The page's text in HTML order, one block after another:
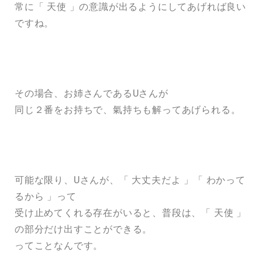
常に「 天使 」の意識が出るようにしてあげれば良い
ですね。
その場合、お姉さんであるUさんが
同じ２番をお持ちで、氣持ちも解ってあげられる。
可能な限り、Uさんが、「 大丈夫だよ 」「 わかって
るから 」って
受け止めてくれる存在がいると、普段は、「 天使 」
の部分だけ出すことができる。
ってことなんです。